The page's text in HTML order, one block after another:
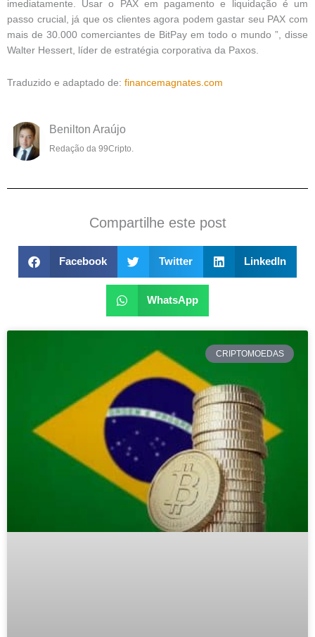
imediatamente. Usar o PAX em pagamento e liquidação é um
passo crucial, já que os clientes agora podem gastar seu PAX com
mais de 30.000 comerciantes de BitPay em todo o mundo ”, disse
Walter Hessert, líder de estratégia corporativa da Paxos.
Traduzido e adaptado de: financemagnates.com
Benilton Araújo
Redação da 99Cripto.
Compartilhe este post
Facebook Twitter LinkedIn
WhatsApp
CRIPTOMOEDAS